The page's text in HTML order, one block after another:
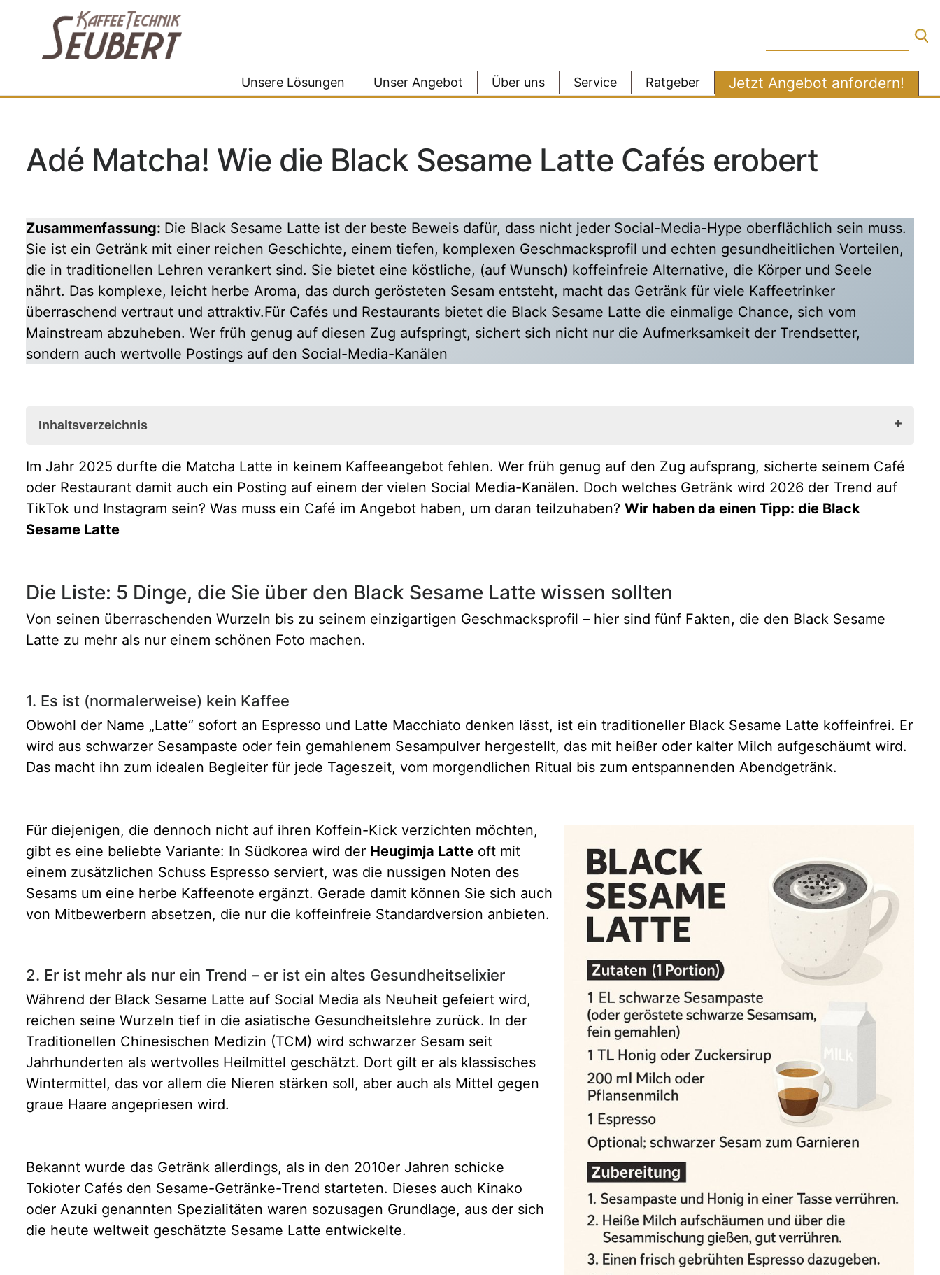
Unsere Lösungen Unser Angebot Über uns Service Ratgeber Jetzt Angebot anfordern!
Adé Matcha! Wie die Black Sesame Latte Cafés erobert
Zusammenfassung: Die Black Sesame Latte ist der beste Beweis dafür, dass nicht jeder Social-Media-Hype oberflächlich sein muss.
Sie ist ein Getränk mit einer reichen Geschichte, einem tiefen, komplexen Geschmacksprofil und echten gesundheitlichen Vorteilen,
die in traditionellen Lehren verankert sind. Sie bietet eine köstliche, (auf Wunsch) koffeinfreie Alternative, die Körper und Seele
nährt. Das komplexe, leicht herbe Aroma, das durch gerösteten Sesam entsteht, macht das Getränk für viele Kaffeetrinker
überraschend vertraut und attraktiv.Für Cafés und Restaurants bietet die Black Sesame Latte die einmalige Chance, sich vom
Mainstream abzuheben. Wer früh genug auf diesen Zug aufspringt, sichert sich nicht nur die Aufmerksamkeit der Trendsetter,
sondern auch wertvolle Postings auf den Social-Media-Kanälen
Inhaltsverzeichnis
1. Es ist (normalerweise) kein Kaffee
2. Er ist mehr als nur ein Trend – er ist ein altes Gesundheitselixier
3. Sein Geschmack ist überraschend komplex und nussig
4. Nicht jeder Sesam ist gleich: Schwarz ist nährstoffreicher
Im Jahr 2025 durfte die Matcha Latte in keinem Kaffeeangebot fehlen. Wer früh genug auf den Zug aufsprang, sicherte seinem Café
oder Restaurant damit auch ein Posting auf einem der vielen Social Media-Kanälen. Doch welches Getränk wird 2026 der Trend auf
TikTok und Instagram sein? Was muss ein Café im Angebot haben, um daran teilzuhaben? Wir haben da einen Tipp: die Black
Sesame Latte
Die Liste: 5 Dinge, die Sie über den Black Sesame Latte wissen sollten
Von seinen überraschenden Wurzeln bis zu seinem einzigartigen Geschmacksprofil – hier sind fünf Fakten, die den Black Sesame
Latte zu mehr als nur einem schönen Foto machen.
1. Es ist (normalerweise) kein Kaffee
Obwohl der Name „Latte“ sofort an Espresso und Latte Macchiato denken lässt, ist ein traditioneller Black Sesame Latte koffeinfrei. Er
wird aus schwarzer Sesampaste oder fein gemahlenem Sesampulver hergestellt, das mit heißer oder kalter Milch aufgeschäumt wird.
Das macht ihn zum idealen Begleiter für jede Tageszeit, vom morgendlichen Ritual bis zum entspannenden Abendgetränk.
Für diejenigen, die dennoch nicht auf ihren Koffein-Kick verzichten möchten,
gibt es eine beliebte Variante: In Südkorea wird der Heugimja Latte oft mit
einem zusätzlichen Schuss Espresso serviert, was die nussigen Noten des
Sesams um eine herbe Kaffeenote ergänzt. Gerade damit können Sie sich auch
von Mitbewerbern absetzen, die nur die koffeinfreie Standardversion anbieten.
2. Er ist mehr als nur ein Trend – er ist ein altes Gesundheitselixier
Während der Black Sesame Latte auf Social Media als Neuheit gefeiert wird,
reichen seine Wurzeln tief in die asiatische Gesundheitslehre zurück. In der
Traditionellen Chinesischen Medizin (TCM) wird schwarzer Sesam seit
Jahrhunderten als wertvolles Heilmittel geschätzt. Dort gilt er als klassisches
Wintermittel, das vor allem die Nieren stärken soll, aber auch als Mittel gegen
graue Haare angepriesen wird.
Bekannt wurde das Getränk allerdings, als in den 2010er Jahren schicke
Tokioter Cafés den Sesame-Getränke-Trend starteten. Dieses auch Kinako
oder Azuki genannten Spezialitäten waren sozusagen Grundlage, aus der sich
die heute weltweit geschätzte Sesame Latte entwickelte.